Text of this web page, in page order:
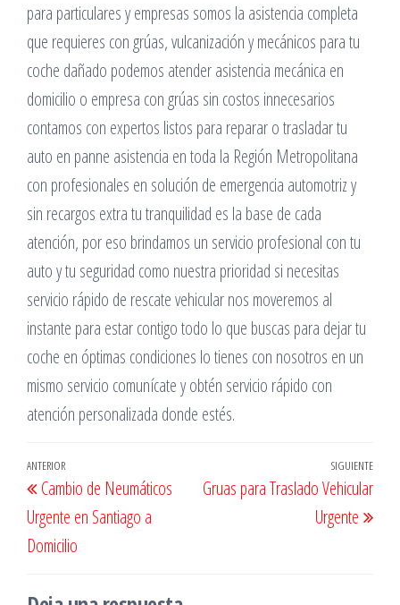
para particulares y empresas somos la asistencia completa
que requieres con grúas, vulcanización y mecánicos para tu
coche dañado podemos atender asistencia mecánica en
domicilio o empresa con grúas sin costos innecesarios
contamos con expertos listos para reparar o trasladar tu
auto en panne asistencia en toda la Región Metropolitana
con profesionales en solución de emergencia automotriz y
sin recargos extra tu tranquilidad es la base de cada
atención, por eso brindamos un servicio profesional con tu
auto y tu seguridad como nuestra prioridad si necesitas
servicio rápido de rescate vehicular nos moveremos al
instante para estar contigo todo lo que buscas para dejar tu
coche en óptimas condiciones lo tienes con nosotros en un
mismo servicio comunícate y obtén servicio rápido con
atención personalizada donde estés.
Navegación
de
entradas
Entrada
anterior
ANTERIOR
Cambio de Neumáticos
Urgente en Santiago a
Domicilio
SIGUIENTE
Gruas para Traslado Vehicular
Urgente